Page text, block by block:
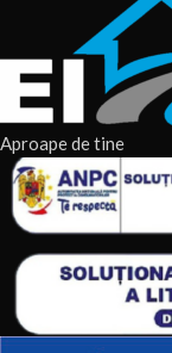
Aproape de tine